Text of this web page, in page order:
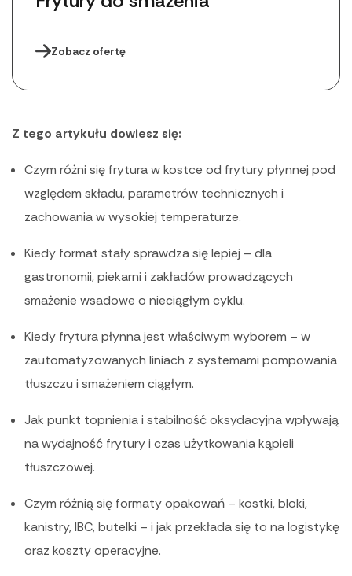
Zobacz ofertę
Z tego artykułu dowiesz się:
Czym różni się frytura w kostce od frytury płynnej pod
względem składu, parametrów technicznych i
zachowania w wysokiej temperaturze.
Kiedy format stały sprawdza się lepiej – dla
gastronomii, piekarni i zakładów prowadzących
smażenie wsadowe o nieciągłym cyklu.
Kiedy frytura płynna jest właściwym wyborem – w
zautomatyzowanych liniach z systemami pompowania
tłuszczu i smażeniem ciągłym.
Jak punkt topnienia i stabilność oksydacyjna wpływają
na wydajność frytury i czas użytkowania kąpieli
tłuszczowej.
Czym różnią się formaty opakowań – kostki, bloki,
kanistry, IBC, butelki – i jak przekłada się to na logistykę
oraz koszty operacyjne.